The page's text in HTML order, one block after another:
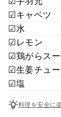
☑︎キャベツ
☑︎水
☑︎レモン
☑︎鶏がらス
☑︎生姜チュ
☑︎塩
料理を安全に